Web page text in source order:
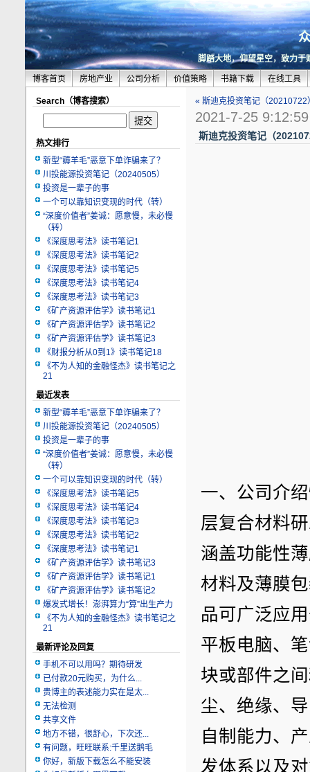
脚踏大地，仰望星空，致力于
博客首页 房地产业 公司分析 价值策略 书籍下载 在线工具
Search（博客搜索）
热文排行
新型“薅羊毛”恶意下单诈骗来了？
川投能源投资笔记（20240505）
投资是一辈子的事
一个可以靠知识变现的时代（转）
“深度价值者”姜诚：愿意慢，未必慢
（转）
《深度思考法》读书笔记1
《深度思考法》读书笔记2
《深度思考法》读书笔记5
《深度思考法》读书笔记4
《深度思考法》读书笔记3
《矿产资源评估学》读书笔记1
《矿产资源评估学》读书笔记2
《矿产资源评估学》读书笔记3
《财报分析从0到1》读书笔记18
《不为人知的金融怪杰》读书笔记之
21
最近发表
新型“薅羊毛”恶意下单诈骗来了？
川投能源投资笔记（20240505）
投资是一辈子的事
“深度价值者”姜诚：愿意慢，未必慢
（转）
一个可以靠知识变现的时代（转）
《深度思考法》读书笔记5
《深度思考法》读书笔记4
《深度思考法》读书笔记3
《深度思考法》读书笔记2
《深度思考法》读书笔记1
《矿产资源评估学》读书笔记3
《矿产资源评估学》读书笔记1
《矿产资源评估学》读书笔记2
爆发式增长！澎湃算力“算”出生产力
《不为人知的金融怪杰》读书笔记之
21
最新评论及回复
手机不可以用吗？期待研发
已付款20元购买，为什么...
贵博主的表述能力实在是太...
无法检测
共享文件
地方不错，很舒心，下次还...
有问题，旺旺联系:千里送鹅毛
你好，新版下载怎么不能安装
« 斯迪克投资笔记（20210722
2021-7-25 9:12:59
斯迪克投资笔记（
一、公司介
层复合材料
涵盖功能性
材料及薄膜
品可广泛应
平板电脑、
块或部件之
尘、绝缘、
自制能力、
发体系以及